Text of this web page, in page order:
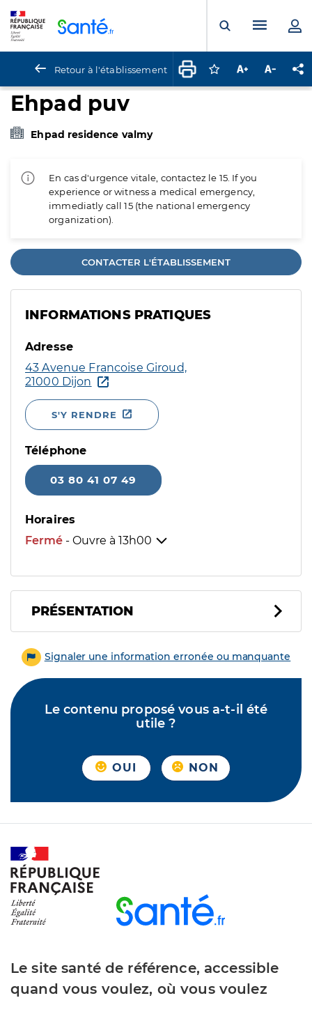
Ouvrir laMenu
Retour à l'établissement Connectez-vous
Augmenter la
Ehpad puv
Ehpad residence valmy
En cas d'urgence vitale, contactez le 15. If you
experience or witness a medical emergency,
immediatly call 15 (the national emergency
organization).
CONTACTER L'ÉTABLISSEMENT
INFORMATIONS PRATIQUES
Adresse
43 Avenue Francoise Giroud,
21000 Dijon
S'Y RENDRE
Téléphone
03 80 41 07 49
Horaires
Fermé - Ouvre à 13h00
PRÉSENTATION
Signaler une information erronée ou manquante
Le contenu proposé vous a-t-il été
utile ?
OUI NON
Le site santé de référence, accessible
quand vous voulez, où vous voulez